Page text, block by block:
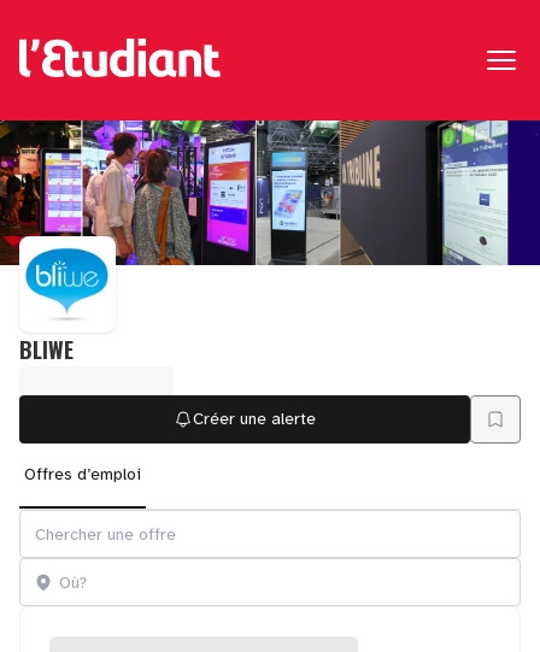
BLIWE
Créer une alerte
Offres d’emploi